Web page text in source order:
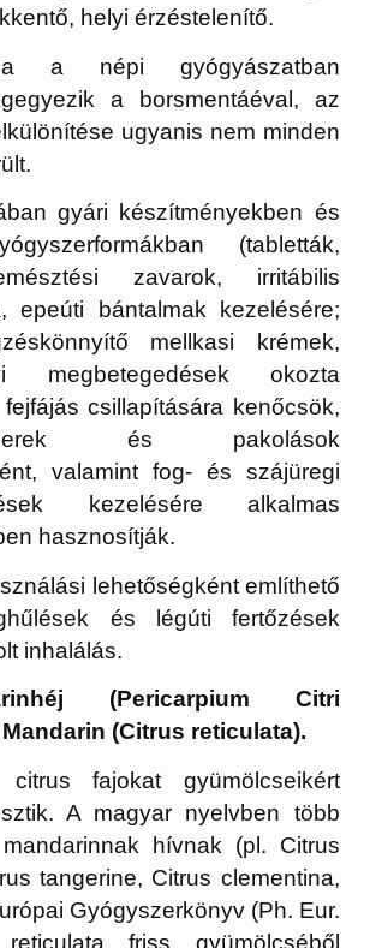
helyi érzéstelenítő.
a népi gyógyászatban
a borsmentáéval, az
ugyanis nem minden
gyári készítményekben és
(tabletták,
zavarok, irritábilis
epeúti bántalmak kezelésére;
mellkasi krémek,
megbetegedések okozta
csillapítására kenőcsök,
és pakolások
valamint fog- és szájüregi
kezelésére alkalmas
hasznosítják.
lehetőségként említhető
és légúti fertőzések
inhalálás.
(Pericarpium Citri
(Citrus reticulata).
fajokat gyümölcseikért
A magyar nyelvben több
hívnak (pl. Citrus
tangerine, Citrus clementina,
Gyógyszerkönyv (Ph. Eur.
friss gyümölcséből